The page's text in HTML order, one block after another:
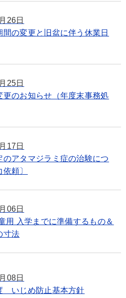
26日
間の変更と旧盆に伴う休業日
25日
更のお知らせ（年度末事務処
17日
のアタマジラミ症の治験につ
頼〕
06日
用 入学までに準備するもの＆
寸法
08日
いじめ防止基本方針